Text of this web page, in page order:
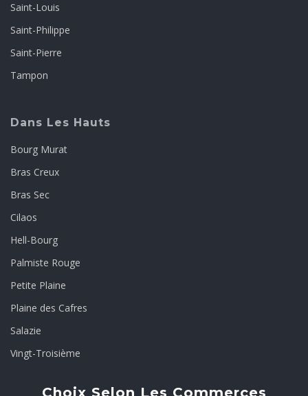
Saint-Louis
Saint-Philippe
Saint-Pierre
Tampon
Dans Les Hauts
Bourg Murat
Bras Creux
Bras Sec
Cilaos
Hell-Bourg
Palmiste Rouge
Petite Plaine
Plaine des Cafres
Salazie
Vingt-Troisième
Choix Selon Les Commerces